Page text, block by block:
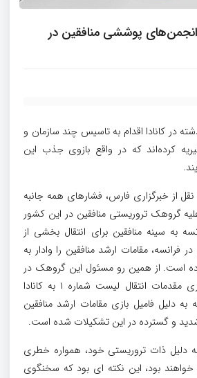
پوششی منافقین در
در کانادا اقدام به تاسیس چند سازمان و
کرده‌اند که در واقع بازوی جذب این
دزفول ۲۴ به نقل از خبرگزاری فارس، فشارهای همه جانبه
گروهک تروریستی منافقین در این کشور
به سینه منافقین برای انتقال بخشی از
فرانسه، مقامات ارشد منافقین را وادار به
کرده است. از همین رو مسئول این گروهک در
کانادا درحال آماده سازی مقدمات انتقال لیست شماره ۱ به کانادا
به دلیل فامیل بازی مقامات ارشد منافقین
شدید و گسترده در این تشکیلات شده است.
به دلیل ذات تروریستی خود، همواره خطری
خواهند بود، این نکته ای بود که سخنگوی